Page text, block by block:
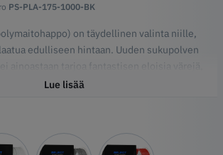
PS-PLA-175-1000-BK
on täydellinen valinta niille,
edulliseen hintaan. Uuden sukupolven
ainoastaan tarjoa fantastisen eloisia värejä,
vaihtoehto, joten se on
Lue lisää